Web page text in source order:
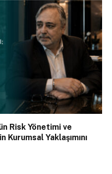
Risk Yönetimi ve
Kurumsal Yaklaşımını